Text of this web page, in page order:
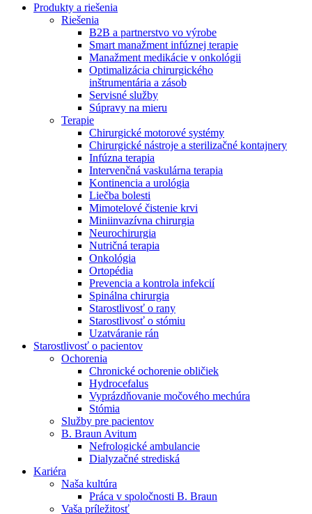
Produktový katalóg​
Objavte naše produkty. ​Navštívte produktový katalóg B.
Braun​ s našim kompletným produktovým portfóliom.​
Nefrologické ambulancie
V nefrologických ambulanciách prevádzkujeme poradenstvo
a prípravu pacientov k jednotlivým metódam náhrady funkcie
obličiek. Zvoľte si mesto, ktoré potrebujete a navštívte nás.
Zostaňte v dialógu s B. Braun. Kontaktujte nás.
Produkty a riešenia
Riešenia
B2B a partnerstvo vo výrobe
Smart manažment infúznej terapie
Manažment medikácie v onkológii
Optimalizácia chirurgického
inštrumentária a zásob
Servisné služby
Súpravy na mieru
Terapie
Chirurgické motorové systémy
Chirurgické nástroje a sterilizačné kontajnery
Infúzna terapia
Intervenčná vaskulárna terapia
Kontinencia a urológia
Liečba bolesti
Mimotelové čistenie krvi
Miniinvazívna chirurgia
Neurochirurgia
Nutričná terapia
Onkológia
Ortopédia
Prevencia a kontrola infekcií
Spinálna chirurgia
Starostlivosť o rany
Starostlivosť o stómiu
Uzatváranie rán
Starostlivosť o pacientov
Ochorenia
Chronické ochorenie obličiek
Hydrocefalus
Vyprázdňovanie močového mechúra
Stómia
Služby pre pacientov
B. Braun Avitum
Nefrologické ambulancie
Dialyzačné strediská
Kariéra
Naša kultúra
Práca v spoločnosti B. Braun
Vaša príležitosť